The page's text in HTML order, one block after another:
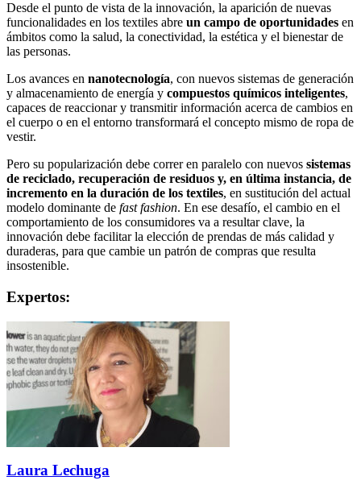
Desde el punto de vista de la innovación, la aparición de nuevas
funcionalidades en los textiles abre un campo de oportunidades en
ámbitos como la salud, la conectividad, la estética y el bienestar de
las personas.
Los avances en nanotecnología, con nuevos sistemas de generación
y almacenamiento de energía y compuestos químicos inteligentes,
capaces de reaccionar y transmitir información acerca de cambios en
el cuerpo o en el entorno transformará el concepto mismo de ropa de
vestir.
Pero su popularización debe correr en paralelo con nuevos sistemas
de reciclado, recuperación de residuos y, en última instancia, de
incremento en la duración de los textiles, en sustitución del actual
modelo dominante de fast fashion. En ese desafío, el cambio en el
comportamiento de los consumidores va a resultar clave, la
innovación debe facilitar la elección de prendas de más calidad y
duraderas, para que cambie un patrón de compras que resulta
insostenible.
Expertos:
Laura Lechuga